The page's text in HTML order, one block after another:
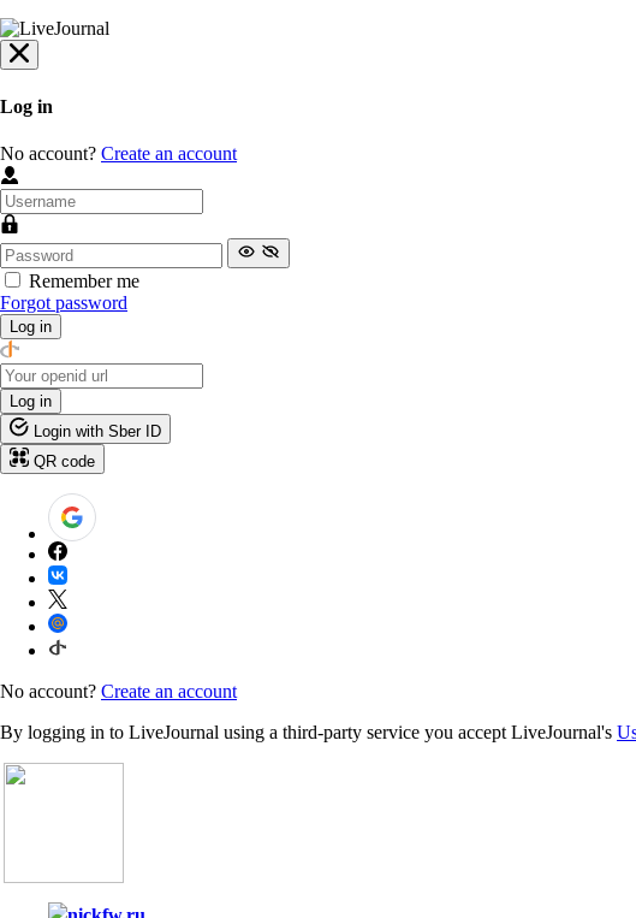
Log in
No account? Create an account
Remember me
Forgot password
Log in
Log in
Login with Sber ID
QR code
No account? Create an account
By logging in to LiveJournal using a third-party service you accept LiveJournal's